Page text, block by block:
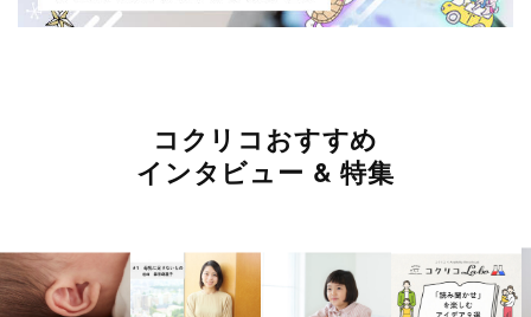
コクリコおすすめ
インタビュー & 特集